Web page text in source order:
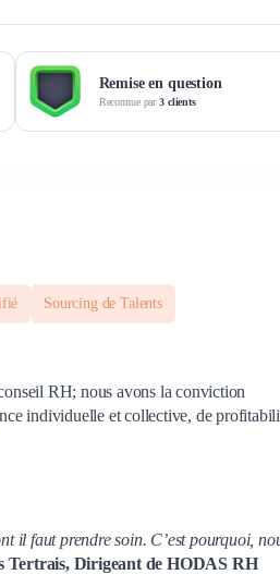
Remise en question
Reconnue par3 clients
Sourcing de Talents
RH; nous avons la conviction
individuelle et collective, de
il faut prendre soin. C’est pourquoi,
Tertrais, Dirigeant de HODAS RH